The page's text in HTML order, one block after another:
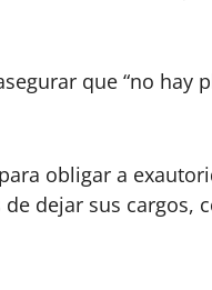
que “no hay
obligar a
dejar sus cargos,